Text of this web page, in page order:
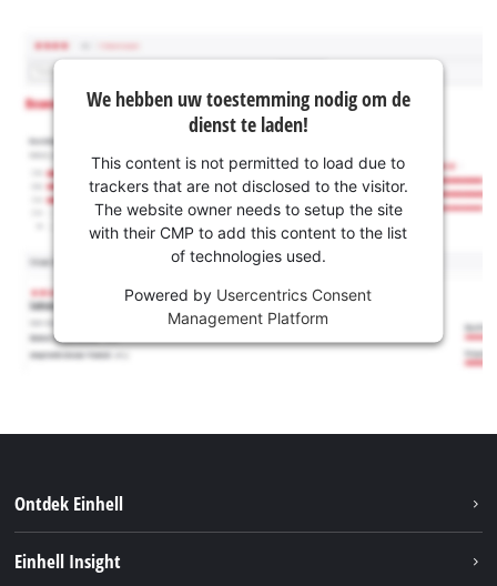
We hebben uw toestemming nodig om de
dienst te laden!
This content is not permitted to load due to
trackers that are not disclosed to the visitor.
The website owner needs to setup the site
with their CMP to add this content to the list
of technologies used.
Powered by Usercentrics Consent
Management Platform
Ontdek Einhell
Einhell Insight